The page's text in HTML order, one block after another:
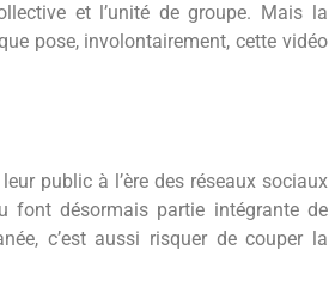
et l’unité de groupe. Mais la
pose, involontairement, cette vidéo
public à l’ère des réseaux sociaux
font désormais partie intégrante de
c’est aussi risquer de couper la